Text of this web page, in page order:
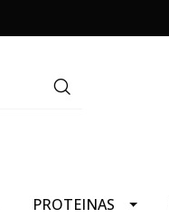
PROTEINAS